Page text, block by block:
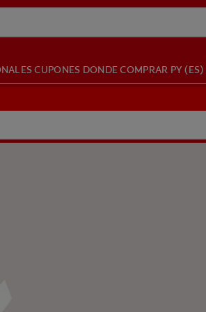
CUPONES DONDE COMPRAR PY (ES)